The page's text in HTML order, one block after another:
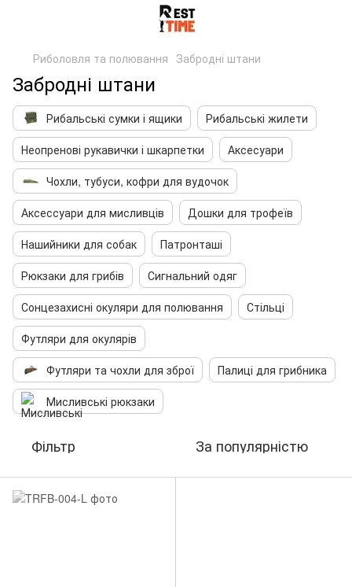
Риболовля та полювання Забродні штани
Забродні штани
Рибальські сумки і ящики
Рибальські жилети
Неопренові рукавички і шкарпетки
Аксесуари
Чохли, тубуси, кофри для вудочок
Аксессуари для мисливців
Дошки для трофеїв
Нашийники для собак
Патронташі
Рюкзаки для грибів
Сигнальний одяг
Сонцезахисні окуляри для полювання
Стільці
Футляри для окулярів
Футляри та чохли для зброї
Палиці для грибника
Мисливські рюкзаки
Фільтр За популярністю